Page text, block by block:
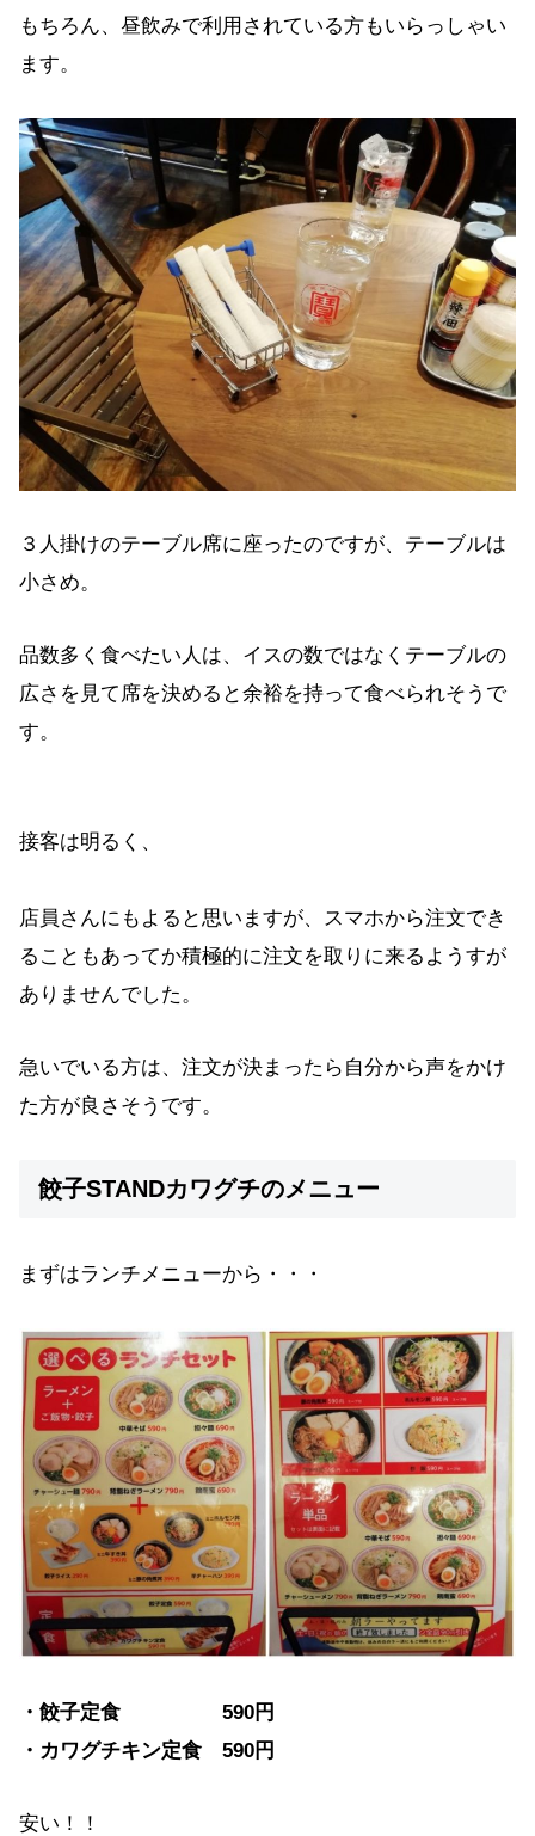
もちろん、昼飲みで利用されている方もいらっしゃい
ます。
３人掛けのテーブル席に座ったのですが、テーブルは
小さめ。
品数多く食べたい人は、イスの数ではなくテーブルの
広さを見て席を決めると余裕を持って食べられそうで
す。
接客は明るく、
店員さんにもよると思いますが、スマホから注文でき
ることもあってか積極的に注文を取りに来るようすが
ありませんでした。
急いでいる方は、注文が決まったら自分から声をかけ
た方が良さそうです。
餃子STANDカワグチのメニュー
まずはランチメニューから・・・
・餃子定食 590円
・カワグチキン定食 590円
安い！！